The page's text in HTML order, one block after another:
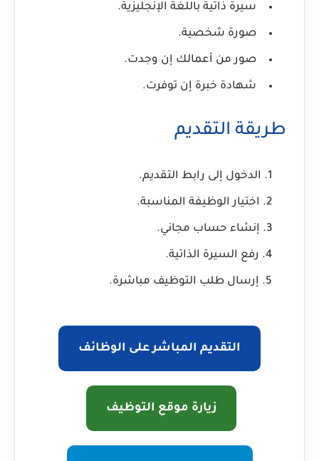
سيرة ذاتية باللغة الإنجليزية.
صورة شخصية.
صور من أعمالك إن وجدت.
شهادة خبرة إن توفرت.
طريقة التقديم
الدخول إلى رابط التقديم.
اختيار الوظيفة المناسبة.
إنشاء حساب مجاني.
رفع السيرة الذاتية.
إرسال طلب التوظيف مباشرة.
التقديم المباشر على الوظائف
زيارة موقع التوظيف